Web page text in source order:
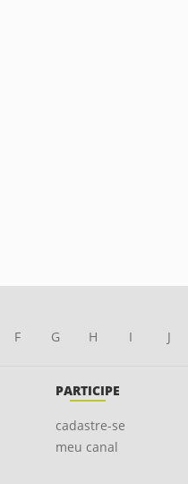
F G H I J
PARTICIPE
cadastre-se
meu canal